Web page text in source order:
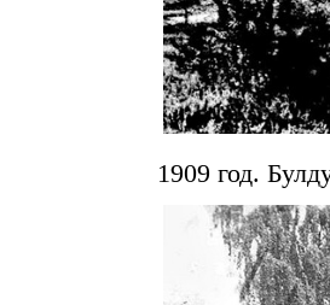
1909 год.